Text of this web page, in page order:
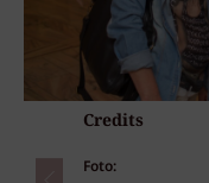
Credits
Foto: